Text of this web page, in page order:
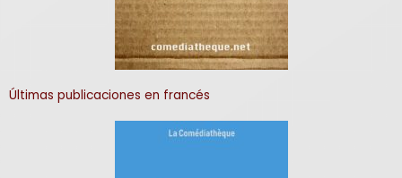
Últimas publicaciones en francés